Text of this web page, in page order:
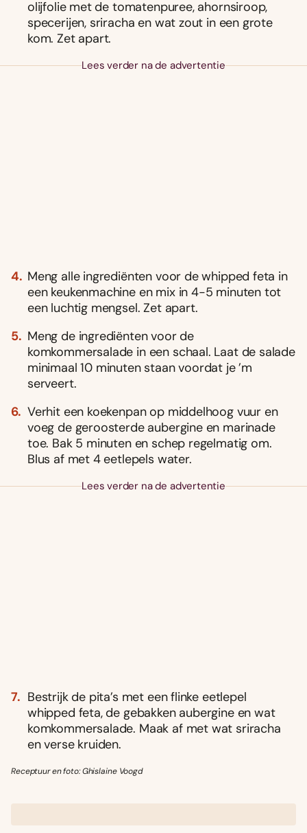
olijfolie met de tomatenpuree, ahornsiroop,
specerijen, sriracha en wat zout in een grote
kom. Zet apart.
Lees verder na de advertentie
Meng alle ingrediënten voor de whipped feta in
een keukenmachine en mix in 4-5 minuten tot
een luchtig mengsel. Zet apart.
Meng de ingrediënten voor de
komkommersalade in een schaal. Laat de salade
minimaal 10 minuten staan voordat je ’m
serveert.
Verhit een koekenpan op middelhoog vuur en
voeg de geroosterde aubergine en marinade
toe. Bak 5 minuten en schep regelmatig om.
Blus af met 4 eetlepels water.
Lees verder na de advertentie
Bestrijk de pita’s met een flinke eetlepel
whipped feta, de gebakken aubergine en wat
komkommersalade. Maak af met wat sriracha
en verse kruiden.
Receptuur en foto: Ghislaine Voogd